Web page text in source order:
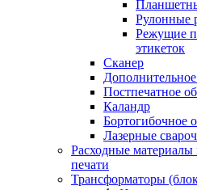
Рулонные
Режущие
этикеток
Сканер
Постпечатное
Каландр
Бортогибочное
Лазерные
Расходные
печати
Трансформаторы